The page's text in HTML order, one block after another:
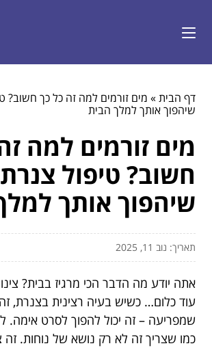
דף הבית» מים זורמים למה זה כל כך חשוב?
שיהפוך אותך למלך הבית
מים זורמים למה
חשוב? טיפול צנרת
שיהפוך אותך
תאריך: נוב 11, 2025
אתה יודע מה הדבר הכי מרגיז בבית?
עוד כלום… כשיש בעיה רצינית בצנרת,
שמפריעה – זה יכול להפוך לסרט אימה.
כמו שצריך זה לא רק נושא של נוחות. זה